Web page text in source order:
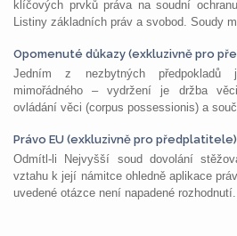
klíčových prvků práva na soudní
Listiny základních práv a svobod. Soudy
Opomenuté důkazy (exkluzivně pro
Jedním z nezbytných předpokladů
mimořádného – vydržení je držba
ovládání věci (corpus possessionis) a
Právo EU (exkluzivně pro předplatitele)
Odmítl-li Nejvyšší soud dovolání
vztahu k její námitce ohledně aplikace
uvedené otázce není napadené